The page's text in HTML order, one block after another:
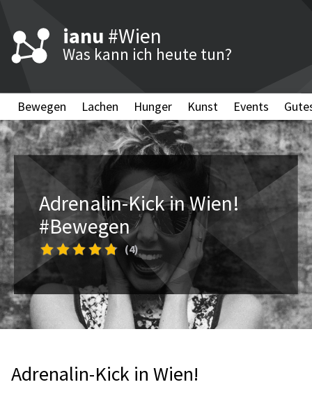
ianu #Wien
Was kann ich heute tun?
Bewegen Lachen Hunger Kunst Events
Adrenalin-Kick in Wien!
#Bewegen
(4)
Adrenalin-Kick in Wien!